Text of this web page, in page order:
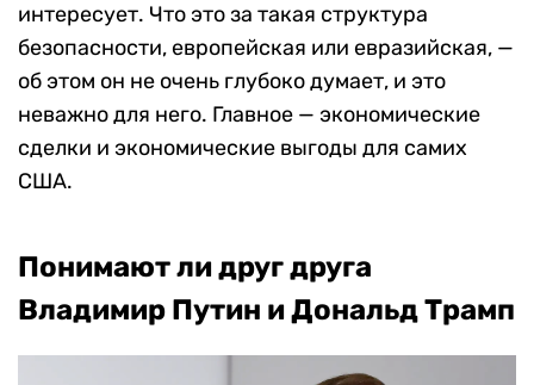
интересует. Что это за такая структура
безопасности, европейская или евразийская, —
об этом он не очень глубоко думает, и это
неважно для него. Главное — экономические
сделки и экономические выгоды для самих
США.
Понимают ли друг друга
Владимир Путин и Дональд Трамп